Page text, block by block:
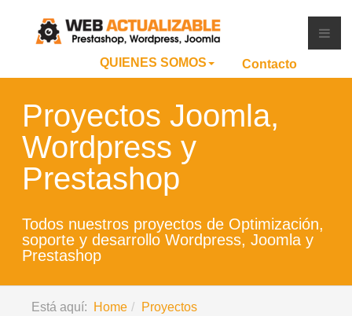
QUIENES SOMOS Contacto
Proyectos Joomla,
Wordpress y
Prestashop
Todos nuestros proyectos de Optimización,
soporte y desarrollo Wordpress, Joomla y
Prestashop
Está aquí: Home
Proyectos